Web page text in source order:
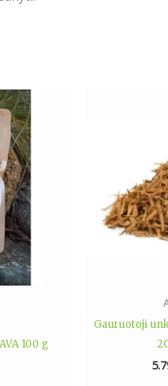
100 g
Gauruotoji